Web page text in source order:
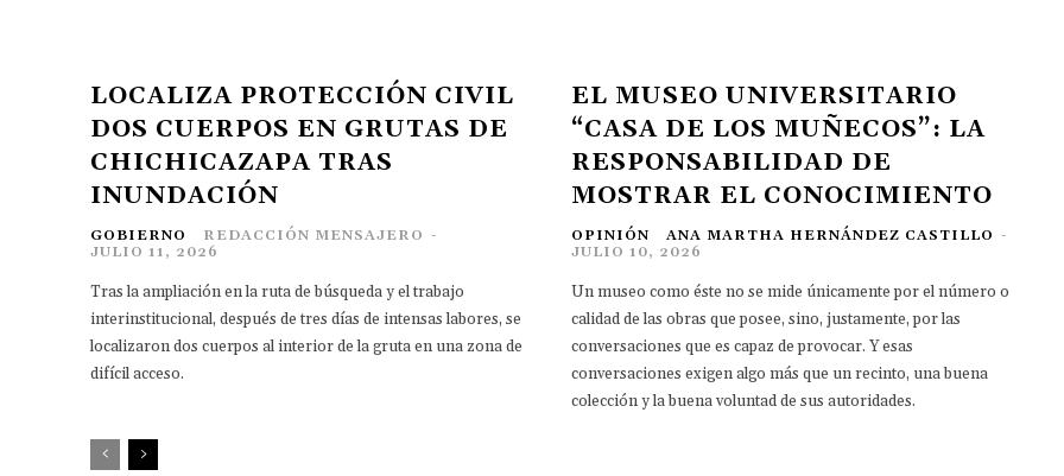
LOCALIZA PROTECCIÓN CIVIL
DOS CUERPOS EN GRUTAS DE
CHICHICAZAPA TRAS
INUNDACIÓN
GOBIERNO REDACCIÓN MENSAJERO -
JULIO 11, 2026
Tras la ampliación en la ruta de búsqueda y el trabajo
interinstitucional, después de tres días de intensas labores, se
localizaron dos cuerpos al interior de la gruta en una zona de
difícil acceso.
EL MUSEO UNIVERSITARIO
“CASA DE LOS MUÑECOS”: LA
RESPONSABILIDAD DE
MOSTRAR EL CONOCIMIENTO
OPINIÓN ANA MARTHA HERNÁNDEZ CASTILLO -
JULIO 10, 2026
Un museo como éste no se mide únicamente por el número o
calidad de las obras que posee, sino, justamente, por las
conversaciones que es capaz de provocar. Y esas
conversaciones exigen algo más que un recinto, una buena
colección y la buena voluntad de sus autoridades.